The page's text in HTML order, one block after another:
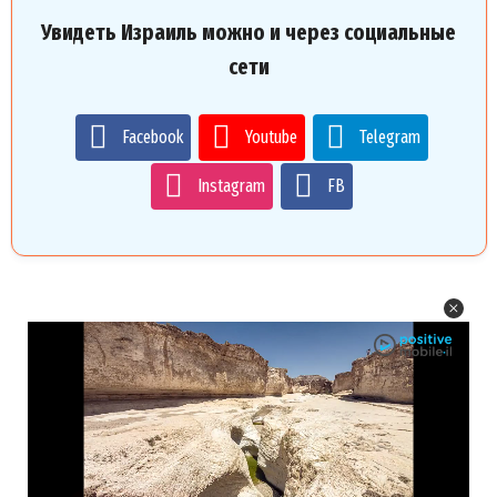
Увидеть Израиль можно и через социальные
сети
Facebook Youtube Telegram
Instagram FB